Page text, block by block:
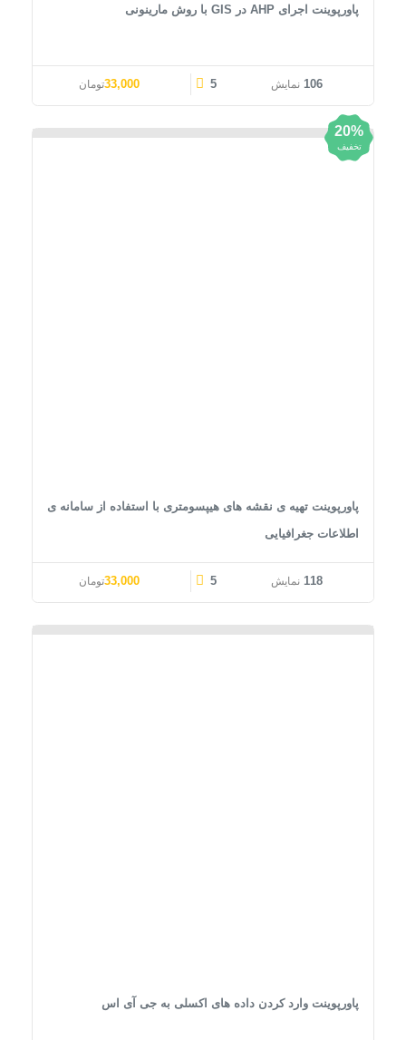
پاورپوینت اجرای AHP در GIS با روش مارینونی
106 نمایش 5 قیمت اصلی: 41,000تومان بود.
33,000تومانقیمت فعلی: 33,000تومان.
20%
تخفیف
پاورپوینت تهیه ی نقشه های هیپسومتری با استفاده از سامانه ی
اطلاعات جغرافیایی
118 نمایش 5 قیمت اصلی: 41,000تومان بود.
33,000تومانقیمت فعلی: 33,000تومان.
پاورپوینت وارد کردن داده های اکسلی به جی آی اس